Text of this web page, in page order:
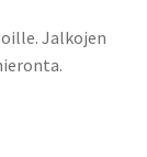
Jalkojen